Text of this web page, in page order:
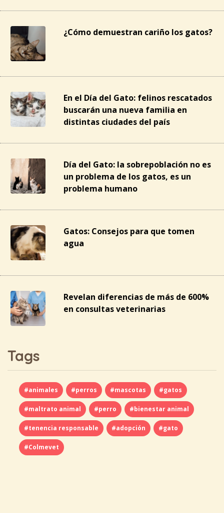
¿Cómo demuestran cariño los gatos?
En el Día del Gato: felinos rescatados
buscarán una nueva familia en
distintas ciudades del país
Día del Gato: la sobrepoblación no es
un problema de los gatos, es un
problema humano
Gatos: Consejos para que tomen
agua
Revelan diferencias de más de 600%
en consultas veterinarias
Tags
#animales #perros #mascotas #gatos
#maltrato animal #perro #bienestar animal
#tenencia responsable #adopción #gato
#Colmevet